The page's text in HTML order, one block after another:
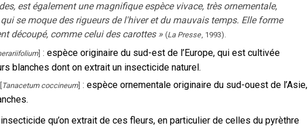
est également une magnifique espèce vivace, très ornementale,
se moque des rigueurs de l'hiver et du mauvais temps. Elle forme
découpé, comme celui des carottes » (La Presse, 1993).
: espèce originaire du sud-est de l’Europe, qui est cultivée
blanches dont on extrait un insecticide naturel.
Tanacetum coccineum : espèce ornementale originaire du sud-ouest de l’Asie,
qu’on extrait de ces fleurs, en particulier de celles du pyrèthre